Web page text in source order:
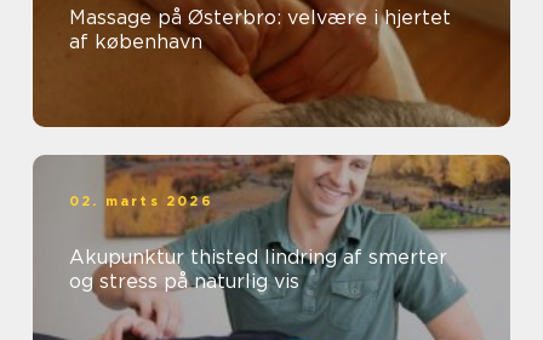
Massage på Østerbro: velvære i hjertet
af københavn
02. marts 2026
Akupunktur thisted lindring af smerter
og stress på naturlig vis